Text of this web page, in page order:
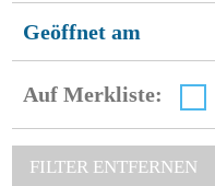
Geöffnet am
Auf Merkliste:
FILTER ENTFERNEN